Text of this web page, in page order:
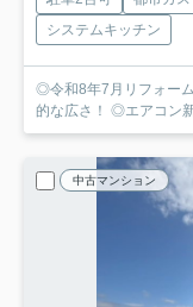
システムキッチン
◎令和8年7月リフォー
的な広さ！ ◎エアコン
中古マンション